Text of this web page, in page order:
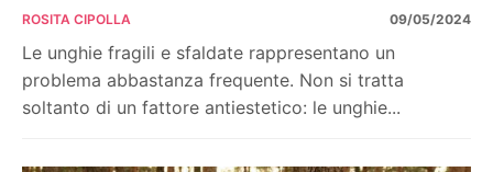
ROSITA CIPOLLA 09/05/2024
Le unghie fragili e sfaldate rappresentano un
problema abbastanza frequente. Non si tratta
soltanto di un fattore antiestetico: le unghie...